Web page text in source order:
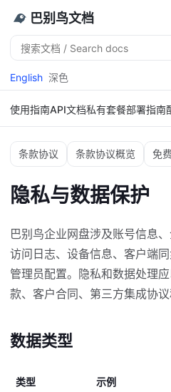
巴别鸟文档
搜
索
English 深色
使用指南API文档私有套餐部署指南
条款协议 条款协议概览 免
隐私与数据保护
巴别鸟企业网盘涉及账号信息
访问日志、设备信息、客户端
管理员配置。隐私和数据处理
款、客户合同、第三方集成协议
数据类型
类型 示例